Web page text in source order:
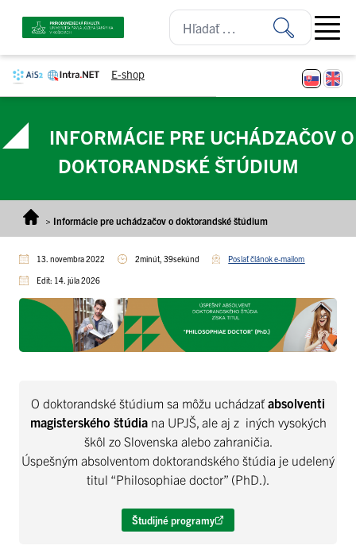
E-shop
Open
INFORMÁCIE PRE UCHÁDZAČOV O
DOKTORANDSKÉ ŠTÚDIUM
> Informácie pre uchádzačov o doktorandské štúdium
13. novembra 2022 2minút, 39sekúnd Poslať článok e-mailom
Edit: 14. júla 2026
O doktorandské štúdium sa môžu uchádzať absolventi
magisterského štúdia na UPJŠ, ale aj z iných vysokých
škôl zo Slovenska alebo zahraničia.
Úspešným absolventom doktorandského štúdia je udelený
titul “Philosophiae doctor” (PhD.).
Študijné programy